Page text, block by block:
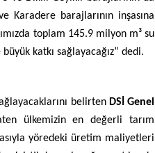
Karadere barajlarının inşasına
toplam 145.9 milyon m³ su
katkı sağlayacağız” dedi.
belirten DSİ Genel
ülkemizin en değerli tarım
yöredeki üretim maliyetleri